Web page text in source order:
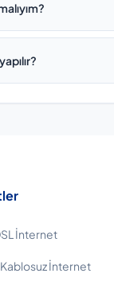
İnternet
İnternet